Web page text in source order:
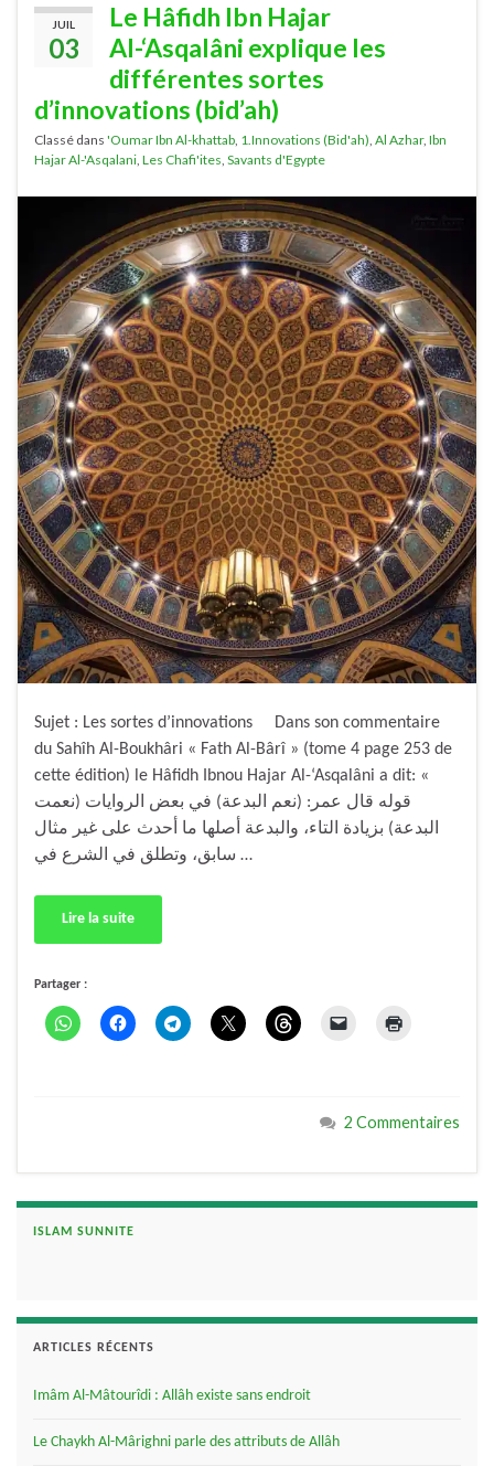
JUIL
03
Le Hâfidh Ibn Hajar
Al-‘Asqalâni explique les
différentes sortes
d’innovations (bid’ah)
Classé dans 'Oumar Ibn Al-khattab, 1.Innovations (Bid'ah), Al Azhar, Ibn
Hajar Al-'Asqalani, Les Chafi'ites, Savants d'Egypte
Sujet : Les sortes d’innovations Dans son commentaire
du Sahîh Al-Boukhâri « Fath Al-Bârî » (tome 4 page 253 de
cette édition) le Hâfidh Ibnou Hajar Al-‘Asqalâni a dit: «
قوله قال عمر: (نعم البدعة) في بعض الروايات (نعمت
البدعة) بزيادة التاء، والبدعة أصلها ما أحدث على غير مثال
سابق، وتطلق في الشرع في …
Lire la suite
Partager :
2 Commentaires
ISLAM SUNNITE
ARTICLES RÉCENTS
Imâm Al-Mâtourîdi : Allâh existe sans endroit
Le Chaykh Al-Mârighni parle des attributs de Allâh